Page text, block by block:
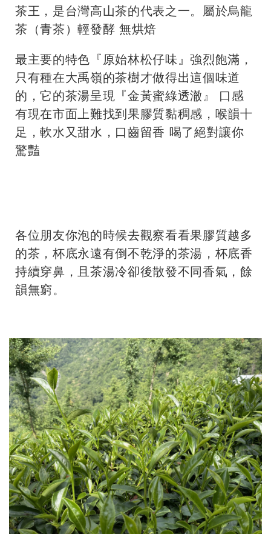
茶王，是台灣高山茶的代表之一。屬於烏龍
茶（青茶）輕發酵 無烘焙
最主要的特色『原始林松仔味』強烈飽滿，
只有種在大禹嶺的茶樹才做得出這個味道
的，它的茶湯呈現『金黃蜜綠透澈』 口感
有現在市面上難找到果膠質黏稠感，喉韻十
足，軟水又甜水，口齒留香 喝了絕對讓你
驚豔
各位朋友你泡的時候去觀察看看果膠質越多
的茶，杯底永遠有倒不乾淨的茶湯，杯底香
持續穿鼻，且茶湯冷卻後散發不同香氣，餘
韻無窮。